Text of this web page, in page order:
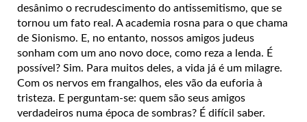
desânimo o recrudescimento do antissemitismo, que se
tornou um fato real. A academia rosna para o que chama
de Sionismo. E, no entanto, nossos amigos judeus
sonham com um ano novo doce, como reza a lenda. É
possível? Sim. Para muitos deles, a vida já é um milagre.
Com os nervos em frangalhos, eles vão da euforia à
tristeza. E perguntam-se: quem são seus amigos
verdadeiros numa época de sombras? É difícil saber.